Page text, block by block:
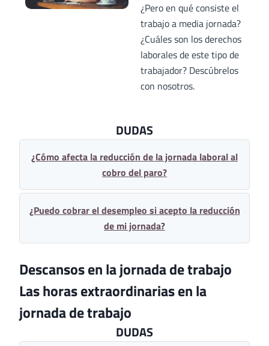
¿Pero en qué consiste el
trabajo a media jornada?
¿Cuáles son los derechos
laborales de este tipo de
trabajador? Descúbrelos
con nosotros.
DUDAS
¿Cómo afecta la reducción de la jornada laboral al
cobro del paro?
¿Puedo cobrar el desempleo si acepto la reducción
de mi jornada?
Descansos en la jornada de trabajo
Las horas extraordinarias en la
jornada de trabajo
DUDAS